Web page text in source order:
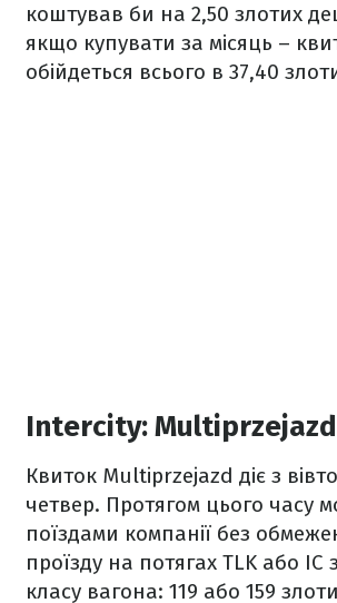
коштував би на 2,50 злотих
якщо купувати за місяць –
обійдеться всього в 37,40
Intercity: Multiprzejazd
Квиток Multiprzejazd діє з
четвер. Протягом цього часу
поїздами компанії без
проїзду на потягах TLK або IC
класу вагона: 119 або 159